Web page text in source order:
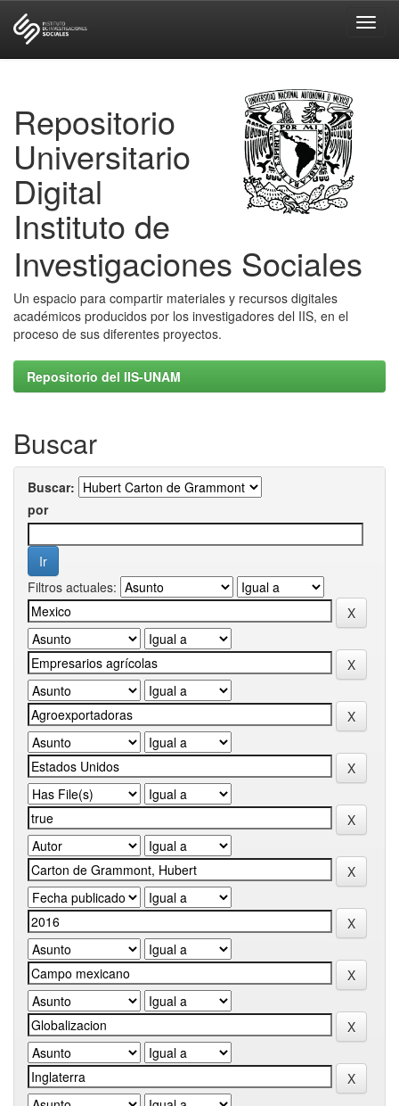
Repositorio
Universitario
Digital
Instituto de
Investigaciones Sociales
Un espacio para compartir materiales y recursos digitales
académicos producidos por los investigadores del IIS, en el
proceso de sus diferentes proyectos.
Repositorio del IIS-UNAM
Buscar
Buscar:
por
Filtros actuales: